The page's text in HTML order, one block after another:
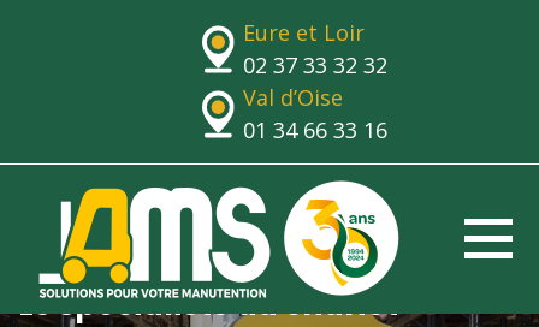
Eure et Loir
02 37 33 32 32
Val d’Oise
01 34 66 33 16
Le spécialiste du chariot